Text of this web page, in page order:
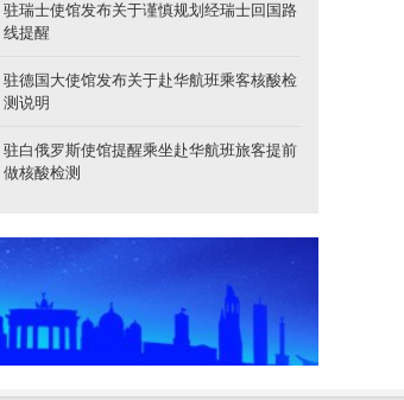
驻瑞士使馆发布关于谨慎规划经瑞士回国路
线提醒
驻德国大使馆发布关于赴华航班乘客核酸检
测说明
驻白俄罗斯使馆提醒乘坐赴华航班旅客提前
做核酸检测